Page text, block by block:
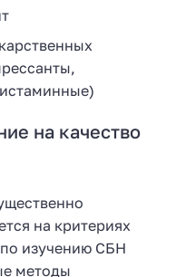
на качество
на критериях
изучению СБН
методы